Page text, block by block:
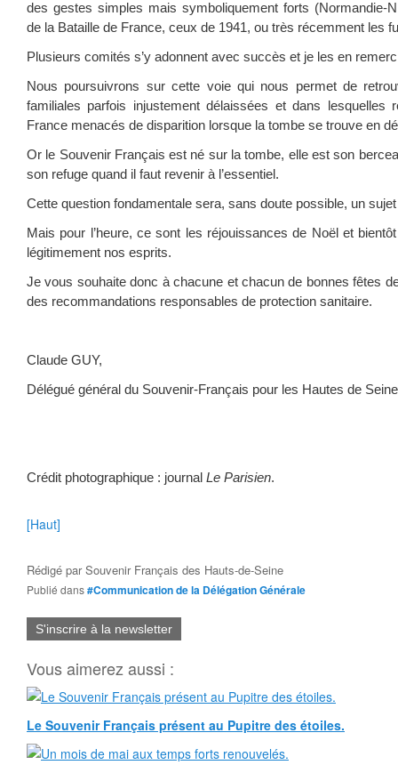
des gestes simples mais symboliquement forts (Normandie-
de la Bataille de France, ceux de 1941, ou très récemment les
Plusieurs comités s’y adonnent avec succès et je les en
Nous poursuivrons sur cette voie qui nous permet de
familiales parfois injustement délaissées et dans lesquelles
France menacés de disparition lorsque la tombe se trouve en
Or le Souvenir Français est né sur la tombe, elle est son
son refuge quand il faut revenir à l’essentiel.
Cette question fondamentale sera, sans doute possible, un
Mais pour l’heure, ce sont les réjouissances de Noël et
légitimement nos esprits.
Je vous souhaite donc à chacune et chacun de bonnes fêtes
des recommandations responsables de protection sanitaire.
Claude GUY,
Délégué général du Souvenir-Français pour les Hautes de Seine
Crédit photographique : journal Le Parisien.
[Haut]
Rédigé parSouvenir Français des Hauts-de-Seine
Publié dans#Communication de la Délégation Générale
S'inscrire à la newsletter
Vous aimerez aussi :
Le Souvenir Français présent au Pupitre des étoiles.